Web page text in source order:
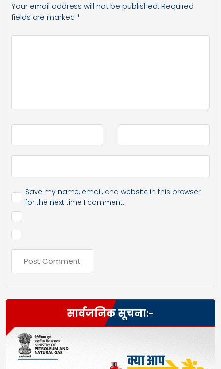
Your email address will not be published. Required
fields are marked *
Save my name, email, and website in this browser
for the next time I comment.
सार्वजनिक सूचना:-